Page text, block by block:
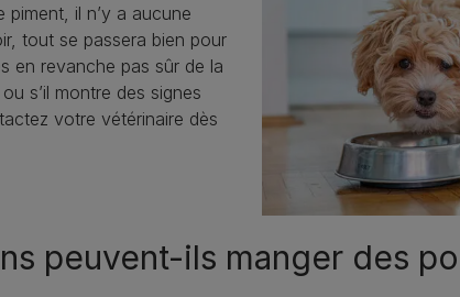
piment, il n’y a aucune
tout se passera bien pour
en revanche pas sûr de la
s’il montre des signes
votre vétérinaire dès
peuvent-ils manger des